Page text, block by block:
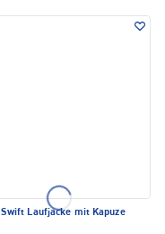
Swift Laufjacke mit Kapuze